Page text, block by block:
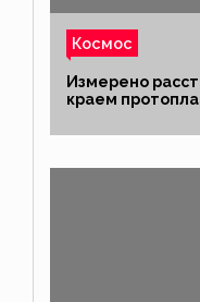
Космос
Измерено
краем